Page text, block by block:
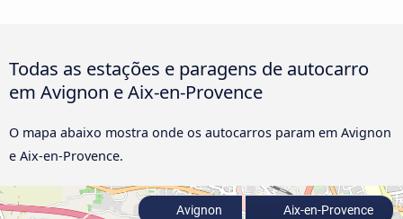
Todas as estações e paragens de autocarro
em Avignon e Aix-en-Provence
O mapa abaixo mostra onde os autocarros param em Avignon
e Aix-en-Provence.
Avignon Aix-en-Provence